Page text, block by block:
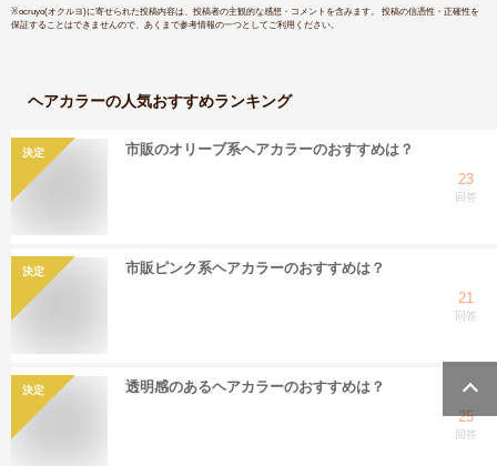
※ocruyo(オクルヨ)に寄せられた投稿内容は、投稿者の主観的な感想・コメントを含みます。 投稿の信憑性・正確性を
保証することはできませんので、あくまで参考情報の一つとしてご利用ください。
ヘアカラーの人気おすすめランキング
決定
市販のオリーブ系ヘアカラーのおすすめは？
23
回答
決定
市販ピンク系ヘアカラーのおすすめは？
21
回答
決定
透明感のあるヘアカラーのおすすめは？
25
回答